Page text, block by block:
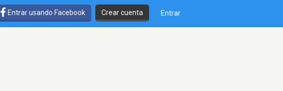
Entrar usando Facebook Crear cuenta Entrar